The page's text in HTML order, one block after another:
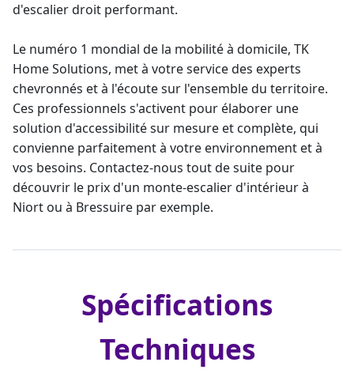
d'escalier droit performant.
Le numéro 1 mondial de la mobilité à domicile, TK
Home Solutions, met à votre service des experts
chevronnés et à l'écoute sur l'ensemble du territoire.
Ces professionnels s'activent pour élaborer une
solution d'accessibilité sur mesure et complète, qui
convienne parfaitement à votre environnement et à
vos besoins. Contactez-nous tout de suite pour
découvrir le prix d'un monte-escalier d'intérieurà
Niort ou à Bressuire par exemple.
Spécifications
Techniques